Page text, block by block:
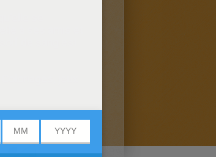
se
à ses amis et
de sang est
jeux